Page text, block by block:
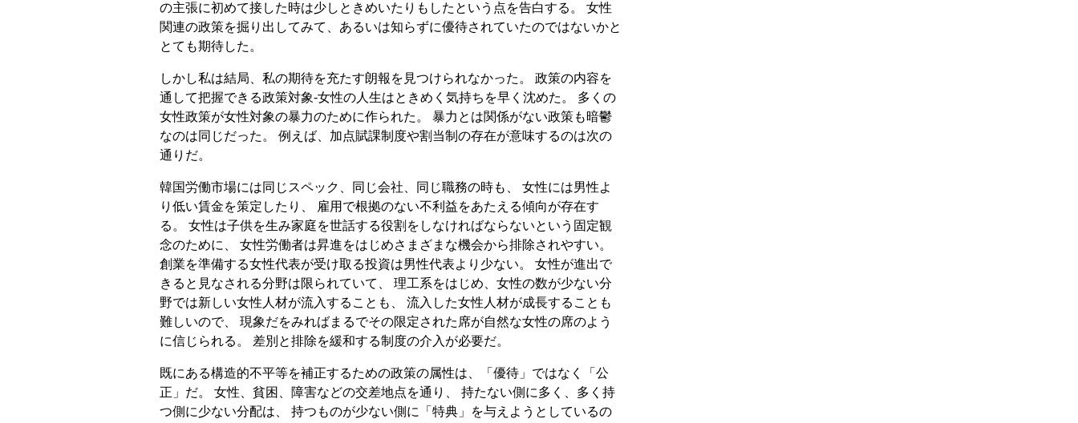
の主張に初めて接した時は少しときめいたりもしたという点を告白する。 女性
関連の政策を掘り出してみて、あるいは知らずに優待されていたのではないかと
とても期待した。
しかし私は結局、私の期待を充たす朗報を見つけられなかった。 政策の内容を
通して把握できる政策対象-女性の人生はときめく気持ちを早く沈めた。 多くの
女性政策が女性対象の暴力のために作られた。 暴力とは関係がない政策も暗鬱
なのは同じだった。 例えば、加点賦課制度や割当制の存在が意味するのは次の
通りだ。
韓国労働市場には同じスペック、同じ会社、同じ職務の時も、 女性には男性よ
り低い賃金を策定したり、 雇用で根拠のない不利益をあたえる傾向が存在す
る。 女性は子供を生み家庭を世話する役割をしなければならないという固定観
念のために、 女性労働者は昇進をはじめさまざまな機会から排除されやすい。
創業を準備する女性代表が受け取る投資は男性代表より少ない。 女性が進出で
きると見なされる分野は限られていて、 理工系をはじめ、女性の数が少ない分
野では新しい女性人材が流入することも、 流入した女性人材が成長することも
難しいので、 現象だをみればまるでその限定された席が自然な女性の席のよう
に信じられる。 差別と排除を緩和する制度の介入が必要だ。
既にある構造的不平等を補正するための政策の属性は、「優待」ではなく「公
正」だ。 女性、貧困、障害などの交差地点を通り、 持たない側に多く、多く持
つ側に少ない分配は、 持つものが少ない側に「特典」を与えようとしているの